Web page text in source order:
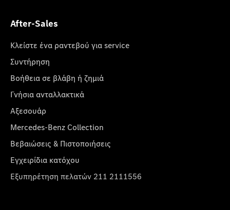
After-Sales
Κλείστε ένα ραντεβού για service
Συντήρηση
Βοήθεια σε βλάβη ή ζημιά
Γνήσια ανταλλακτικά
Αξεσουάρ
Mercedes-Benz Collection
Βεβαιώσεις & Πιστοποιήσεις
Εγχειρίδια κατόχου
Εξυπηρέτηση πελατών 211 2111556